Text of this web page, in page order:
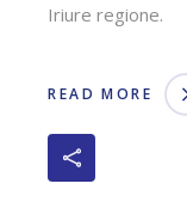
Iriure regione.
READ MORE